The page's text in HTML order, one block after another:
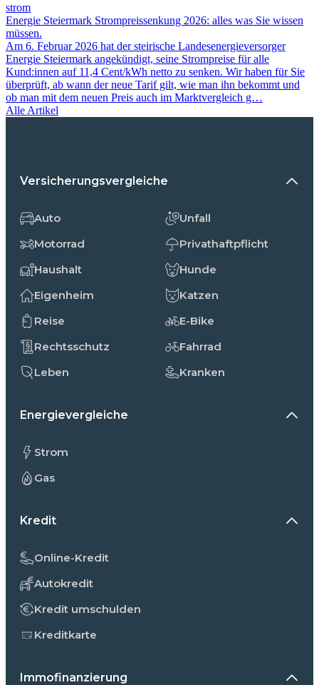
strom
Energie Steiermark Strompreissenkung 2026: alles was Sie wissen
müssen.
Am 6. Februar 2026 hat der steirische Landesenergieversorger
Energie Steiermark angekündigt, seine Strompreise für alle
Kund:innen auf 11,4 Cent/kWh netto zu senken. Wir haben für Sie
überprüft, ab wann der neue Tarif gilt, wie man ihn bekommt und
ob man mit dem neuen Preis auch im Marktvergleich g…
Alle Artikel
Versicherungsvergleiche
Auto
Motorrad
Haushalt
Eigenheim
Reise
Rechtsschutz
Leben
Unfall
Privathaftpflicht
Hunde
Katzen
E-Bike
Fahrrad
Kranken
Energievergleiche
Strom
Gas
Kredit
Online-Kredit
Autokredit
Kredit umschulden
Kreditkarte
Immofinanzierung